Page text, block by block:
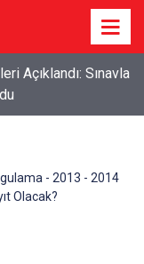
Açıklandı: Sınavla
- 2013 - 2014
Olacak?